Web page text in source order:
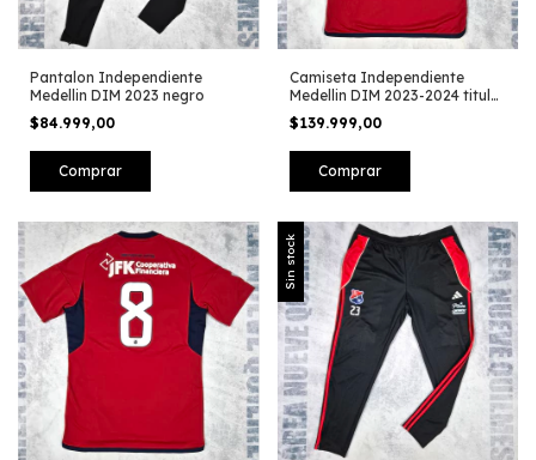
Pantalon Independiente
Medellin DIM 2023 negro
$84.999,00
Comprar
Camiseta Independiente
Medellin DIM 2023-2024 titular
#4
$139.999,00
Comprar
Sin stock